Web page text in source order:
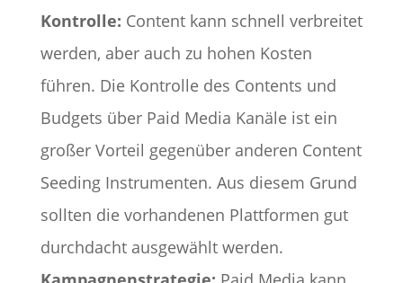
Kontrolle: Content kann schnell verbreitet
werden, aber auch zu hohen Kosten
führen. Die Kontrolle des Contents und
Budgets über Paid Media Kanäle ist ein
großer Vorteil gegenüber anderen Content
Seeding Instrumenten. Aus diesem Grund
sollten die vorhandenen Plattformen gut
durchdacht ausgewählt werden.